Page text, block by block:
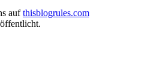
aufthisblogrules.com